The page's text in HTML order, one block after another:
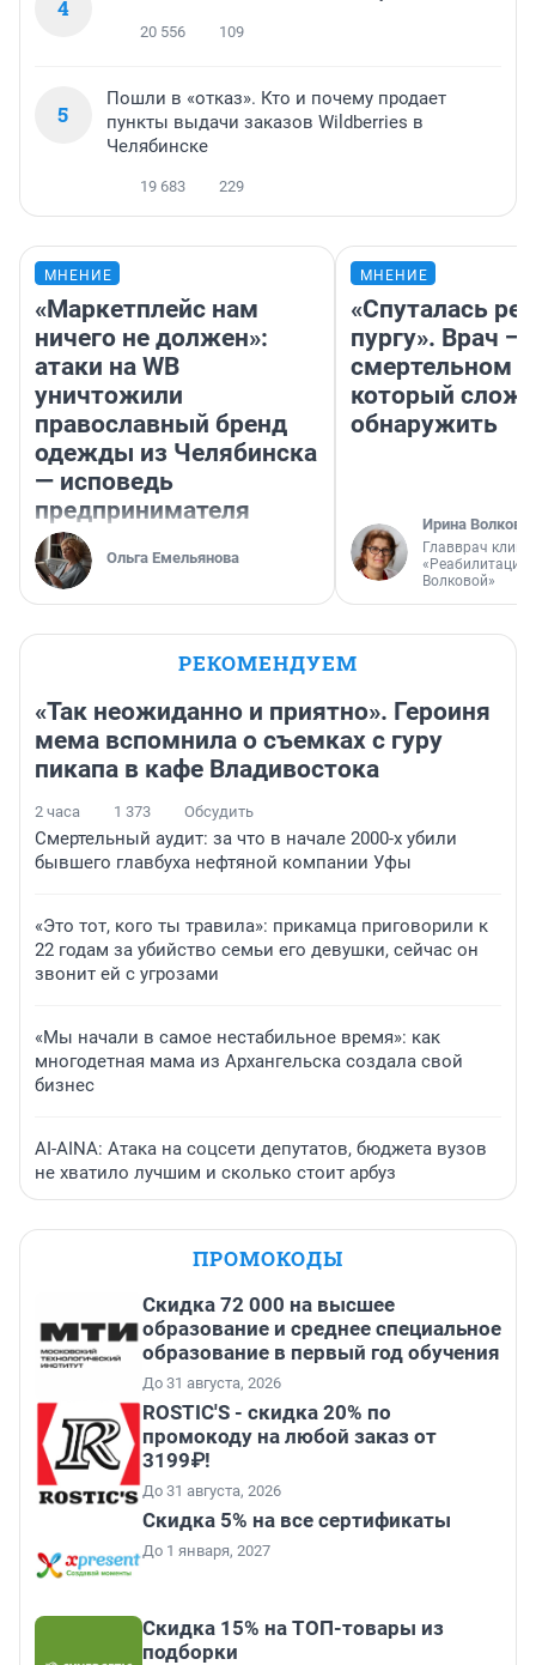
4
20 556 109
5
Пошли в «отказ». Кто и почему продает
пункты выдачи заказов Wildberries в
Челябинске
19 683 229
МНЕНИЕ
«Маркетплейс нам
ничего не должен»:
атаки на WB
уничтожили
православный бренд
одежды из Челябинска
— исповедь
предпринимателя
Ольга Емельянова
МНЕНИЕ
«Спуталась
пургу». Врач —
смертельном
который
обнаружить
Ирина Волкова
Главврач
«Реабилитация
Волковой»
РЕКОМЕНДУЕМ
«Так неожиданно и приятно». Героиня
мема вспомнила о съемках с гуру
пикапа в кафе Владивостока
2 часа 1 373 Обсудить
Смертельный аудит: за что в начале 2000-х убили
бывшего главбуха нефтяной компании Уфы
«Это тот, кого ты травила»: прикамца приговорили к
22 годам за убийство семьи его девушки, сейчас он
звонит ей с угрозами
«Мы начали в самое нестабильное время»: как
многодетная мама из Архангельска создала свой
бизнес
AI-AINA: Атака на соцсети депутатов, бюджета вузов
не хватило лучшим и сколько стоит арбуз
ПРОМОКОДЫ
Скидка 72 000 на высшее
образование и среднее специальное
образование в первый год обучения
До 31 августа, 2026
ROSTIC'S - скидка 20% по
промокоду на любой заказ от
3199₽!
До 31 августа, 2026
Скидка 5% на все сертификаты
До 1 января, 2027
Скидка 15% на ТОП-товары из
подборки